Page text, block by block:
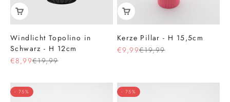
Windlicht Topolino in
Schwarz - H 12cm
Angebot
€8,99Regulärer Preis
€19,99
Kerze Pillar - H 15,5cm
Angebot
€9,99Regulärer Preis
€19,99
- 75% - 75%